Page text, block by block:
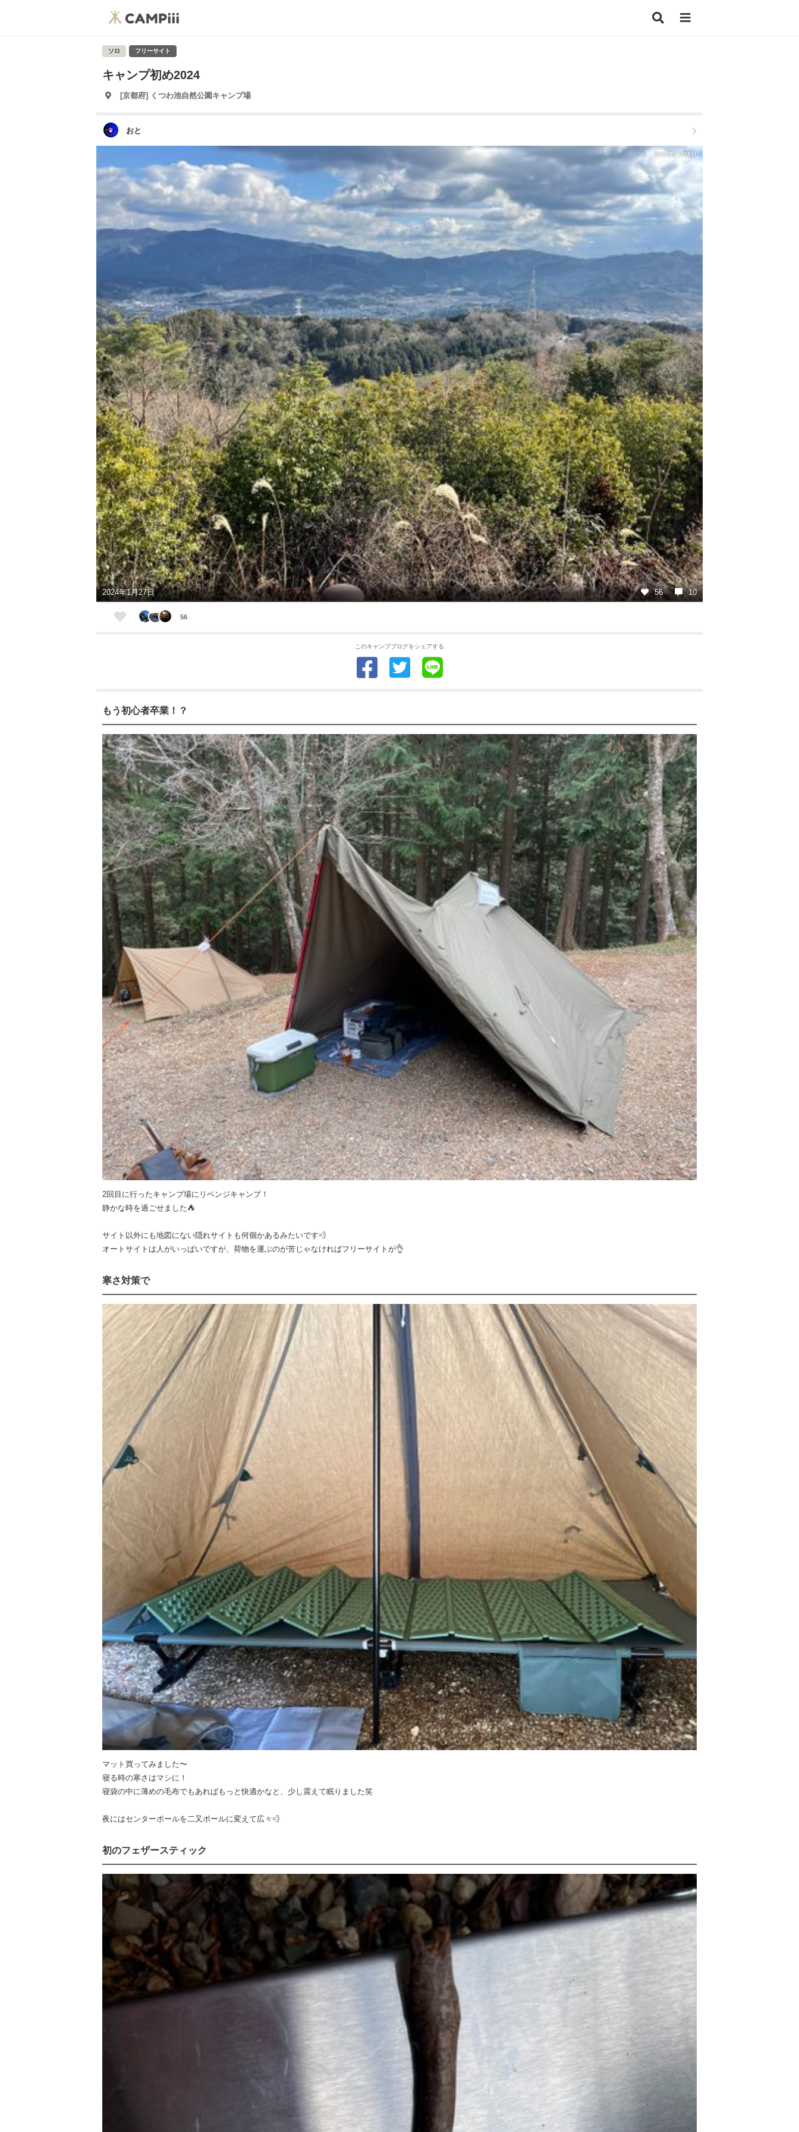
ソロ フリーサイト
キャンプ初め2024
[京都府] くつわ池自然公園キャンプ場
おと
2024年1月28日
2024年1月27日 56 10
56
このキャンプブログをシェアする
もう初心者卒業！？
2回目に行ったキャンプ場にリベンジキャンプ！
静かな時を過ごせました⛺️
サイト以外にも地図にない隠れサイトも何個かあるみたいです💨
オートサイトは人がいっぱいですが、荷物を運ぶのが苦じゃなければフリーサイトが👌
寒さ対策で
マット買ってみました〜
寝る時の寒さはマシに！
寝袋の中に薄めの毛布でもあればもっと快適かなと、少し震えて眠りました笑
夜にはセンターポールを二又ポールに変えて広々💨
初のフェザースティック